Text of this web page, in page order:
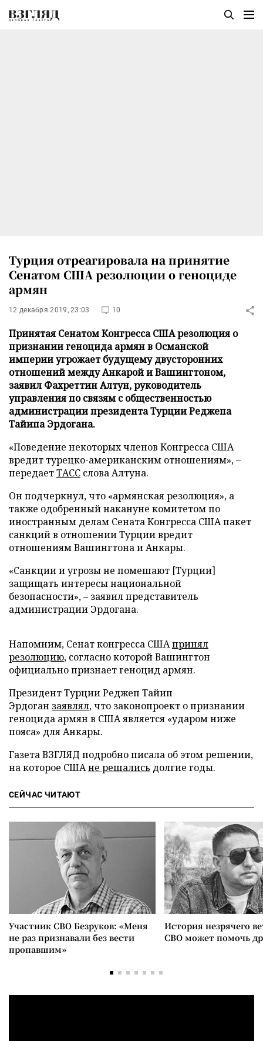
Турция отреагировала на принятие
Сенатом США резолюции о геноциде
армян
12 декабря 2019, 23:03 10
Принятая Сенатом Конгресса США резолюция о
признании геноцида армян в Османской
империи угрожает будущему двусторонних
отношений между Анкарой и Вашингтоном,
заявил Фахреттин Алтун, руководитель
управления по связям с общественностью
администрации президента Турции Реджепа
Тайипа Эрдогана.
«Поведение некоторых членов Конгресса США
вредит турецко-американским отношениям», –
передаетТАСС слова Алтуна.
Он подчеркнул, что «армянская резолюция», а
также одобренный накануне комитетом по
иностранным делам Сената Конгресса США пакет
санкций в отношении Турции вредит
отношениям Вашингтона и Анкары.
«Санкции и угрозы не помешают [Турции]
защищать интересы национальной
безопасности», – заявил представитель
администрации Эрдогана.
Напомним, Сенат конгресса СШАпринял
резолюцию, согласно которой Вашингтон
официально признает геноцид армян.
Президент Турции Реджеп Тайип
Эрдоган заявлял, что законопроект о признании
геноцида армян в США является «ударом ниже
пояса» для Анкары.
Газета ВЗГЛЯД подробно писала об этом решении,
на которое СШАне решались долгие годы.
СЕЙЧАС ЧИТАЮТ
Участник СВО Безруков: «Меня
не раз признавали без вести
пропавшим»
История незрячего
СВО может помочь